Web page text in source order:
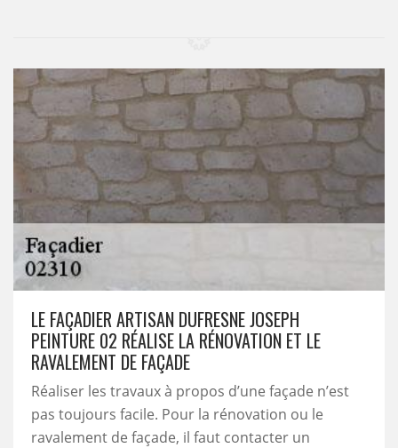
LE FAÇADIER ARTISAN DUFRESNE JOSEPH
PEINTURE 02 RÉALISE LA RÉNOVATION ET LE
RAVALEMENT DE FAÇADE
Réaliser les travaux à propos d’une façade n’est
pas toujours facile. Pour la rénovation ou le
ravalement de façade, il faut contacter un